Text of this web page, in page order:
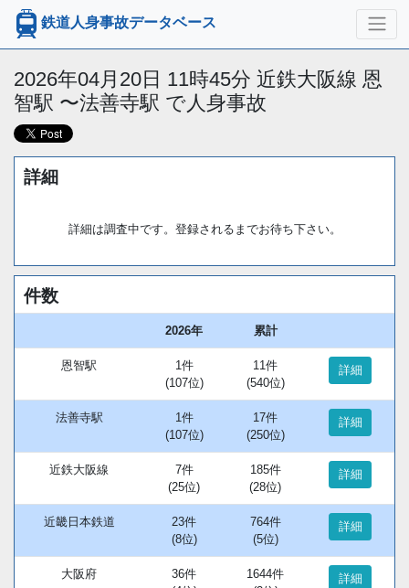
鉄道人身事故データベース
2026年04月20日 11時45分 近鉄大阪線 恩
智駅 〜法善寺駅 で人身事故
詳細
詳細は調査中です。登録されるまでお待ち下さい。
件数
2026年 累計
恩智駅
1件
(107位)
11件
(540位)
詳細
法善寺駅
1件
(107位)
17件
(250位)
詳細
近鉄大阪線
7件
(25位)
185件
(28位)
詳細
近畿日本鉄道
23件
(8位)
764件
(5位)
詳細
大阪府
36件
1644件
詳細